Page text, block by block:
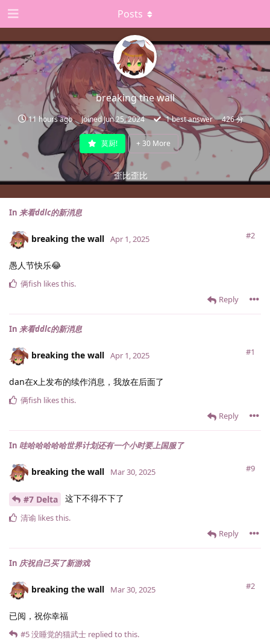
breaking the wall
11 hours ago JoinedJun 25, 2024 1best answer 426 分
莫厨! + 30 More
歪比歪比
Posts
In 来看ddlc的新消息
breaking the wall #2
Apr 1, 2025
愚人节快乐😂
Reply
俩fish likes this.
In 来看ddlc的新消息
breaking the wall #1
Apr 1, 2025
dan在x上发布的续作消息，我放在后面了
Reply
俩fish likes this.
In 哇哈哈哈哈哈世界计划还有一个小时要上国服了
breaking the wall #9
Mar 30, 2025
#7 Delta 这下不得不下了
Reply
清谕 likes this.
In 庆祝自己买了新游戏
breaking the wall #2
Mar 30, 2025
已阅，祝你幸福
#5没睡觉的猫武士 replied to this.